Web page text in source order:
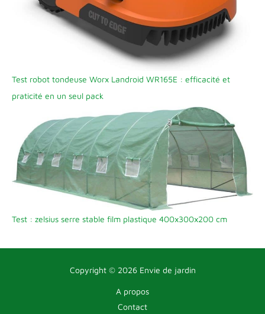
Test robot tondeuse Worx Landroid WR165E : efficacité et
praticité en un seul pack
Test : zelsius serre stable film plastique 400x300x200 cm
Copyright © 2026 Envie de jardin
A propos
Contact